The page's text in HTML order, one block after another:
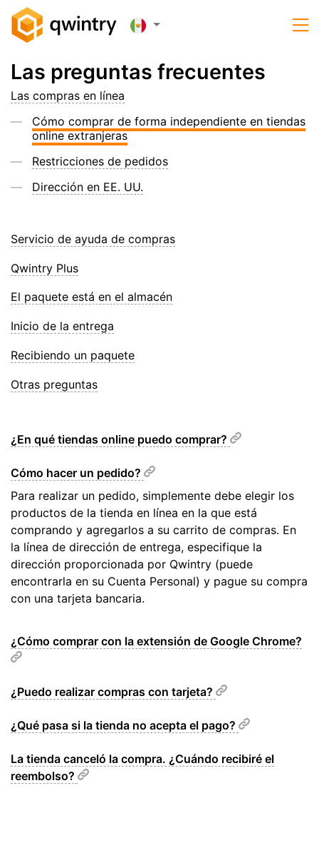
Las preguntas frecuentes
Las compras en línea
Cómo comprar de forma independiente en tiendas
online extranjeras
Restricciones de pedidos
Dirección en EE. UU.
Servicio de ayuda de compras
Qwintry Plus
El paquete está en el almacén
Inicio de la entrega
Recibiendo un paquete
Otras preguntas
¿En qué tiendas online puedo comprar?
Cómo hacer un pedido?
Para realizar un pedido, simplemente debe elegir los
productos de la tienda en línea en la que está
comprando y agregarlos a su carrito de compras. En
la línea de dirección de entrega, especifique la
dirección proporcionada por Qwintry (puede
encontrarla en su Cuenta Personal) y pague su compra
con una tarjeta bancaria.
¿Cómo comprar con la extensión de Google Chrome?
¿Puedo realizar compras con tarjeta?
¿Qué pasa si la tienda no acepta el pago?
La tienda canceló la compra. ¿Cuándo recibiré el
reembolso?